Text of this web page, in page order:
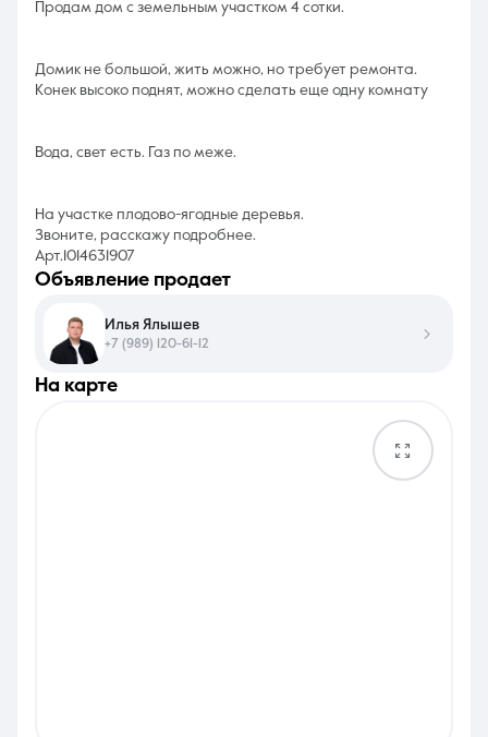
Продам дом с земельным участком 4 сотки.
Домик не большой, жить можно, но требует ремонта.
Конек высоко поднят, можно сделать еще одну комнату
Вода, свет есть. Газ по меже.
На участке плодово-ягодные деревья.
Звоните, расскажу подробнее.
Арт.1014631907
на карте
объявление продает
Илья Ялышев
+7 (989) 120-61-12